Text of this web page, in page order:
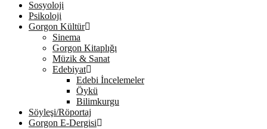
Sosyoloji
Psikoloji
Gorgon Kültür
Sinema
Gorgon Kitaplığı
Müzik & Sanat
Edebiyat
Edebi İncelemeler
Öykü
Bilimkurgu
Söyleşi/Röportaj
Gorgon E-Dergisi